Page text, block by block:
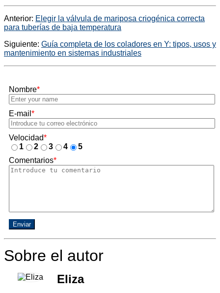
Anterior: Elegir la válvula de mariposa criogénica correcta
para tuberías de baja temperatura
Siguiente: Guía completa de los coladores en Y: tipos, usos y
mantenimiento en sistemas industriales
Nombre*
E-mail *
Velocidad*
1
2 3 4
5
Comentarios*
Enviar
Sobre el autor
Eliza